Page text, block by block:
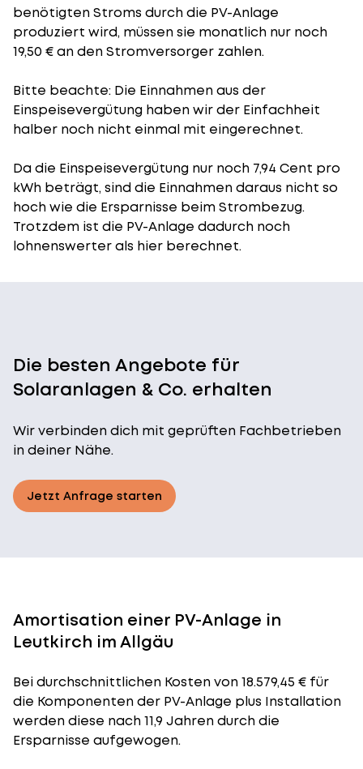
benötigten Stroms durch die PV-Anlage
produziert wird, müssen sie monatlich nur noch
19,50 € an den Stromversorger zahlen.
Bitte beachte: Die Einnahmen aus der
Einspeisevergütung haben wir der Einfachheit
halber noch nicht einmal mit eingerechnet.
Da die Einspeisevergütung nur noch 7,94 Cent pro
kWh beträgt, sind die Einnahmen daraus nicht so
hoch wie die Ersparnisse beim Strombezug.
Trotzdem ist die PV-Anlage dadurch noch
lohnenswerter als hier berechnet.
Die besten Angebote für
Solaranlagen & Co. erhalten
Wir verbinden dich mit geprüften Fachbetrieben
in deiner Nähe.
Jetzt Anfrage starten
Amortisation einer PV-Anlage in
Leutkirch im Allgäu
Bei durchschnittlichen Kostenvon 18.579,45 € für
die Komponenten der PV-Anlage plus Installation
werden diese nach 11,9 Jahren durch die
Ersparnisse aufgewogen.